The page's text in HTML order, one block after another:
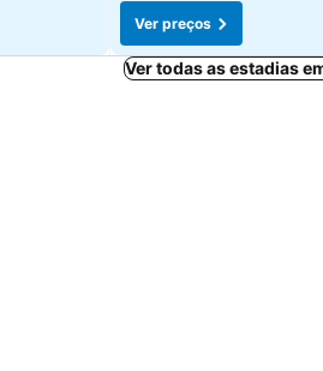
Ver preços
Ver todas as estadias